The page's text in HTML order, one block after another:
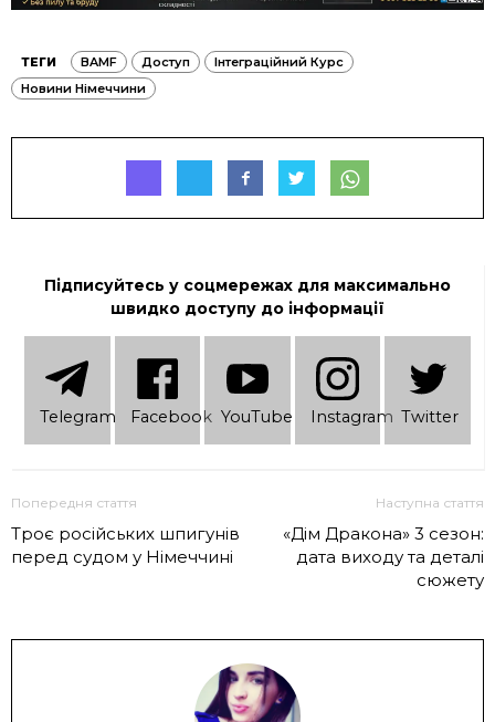
ТЕГИ BAMF Доступ
Інтеграційний Курс
Новини Німеччини
Підписуйтесь у соцмережах для максимально
швидко доступу до інформації
Telеgram Facebook YouTube Instagram Twitter
Попередня стаття
Троє російських шпигунів
перед судом у Німеччині
Наступна стаття
«Дім Дракона» 3 сезон:
дата виходу та деталі
сюжету